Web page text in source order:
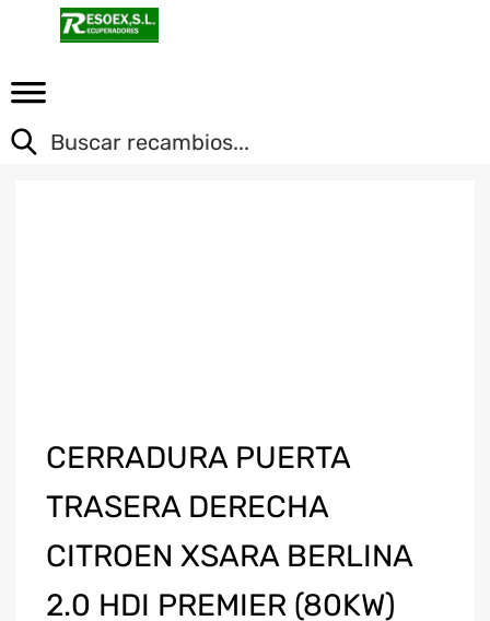
CERRADURA PUERTA
TRASERA DERECHA
CITROEN XSARA BERLINA
2.0 HDI PREMIER (80KW)